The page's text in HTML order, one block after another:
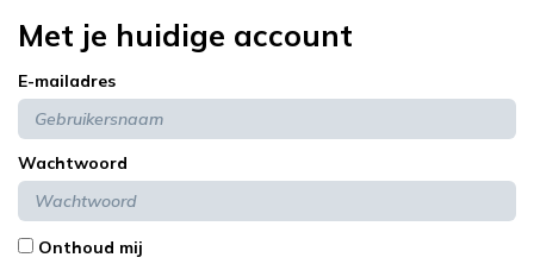
Met je huidige account
E-mailadres
Wachtwoord
Onthoud mij